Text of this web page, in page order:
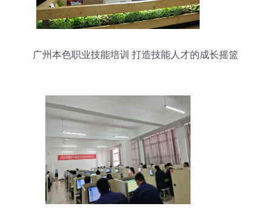
广州本色职业技能培训 打造技能人才的成长摇篮